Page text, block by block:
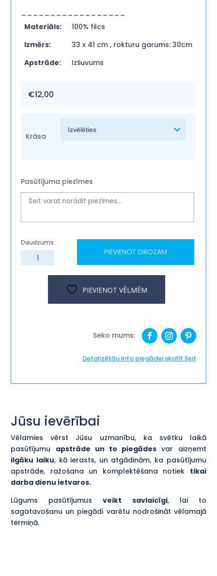
Materiāls:
100% filcs
Izmērs:
33 x 41 cm , rokturu garums: 30cm
Apstrāde:
Izšuvums
€12,00
Krāsa
Pasūtījuma piezīmes
Auduma
maisiņš
''Personalizēts
PIEVIENOT GROZAM
PIEVIENOT VĒLMĒM
Detalizētāu info piegādei skatīt šeit
Jūsu ievērībai
Vēlamies vērst Jūsu uzmanību, ka svētku laikā
pasūtījumu apstrāde un to piegādes var aizņemt
ilgāku laiku, kā ierasts, un atgādinām, ka pasūtījumu
apstrāde, ražošana un komplektēšana notiek tikai
darba dienu ietvaros.
Lūgums pasūtījumusveikt savlaicīgi, lai to
sagatavošanu un piegādi varētu nodrošināt vēlamajā
termiņā.